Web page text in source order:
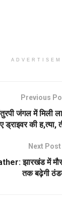
Previous
जंगल में मिली
ड्राइवर की ह,त्या,
Next Post
झारखंड में
तक बढ़ेगी